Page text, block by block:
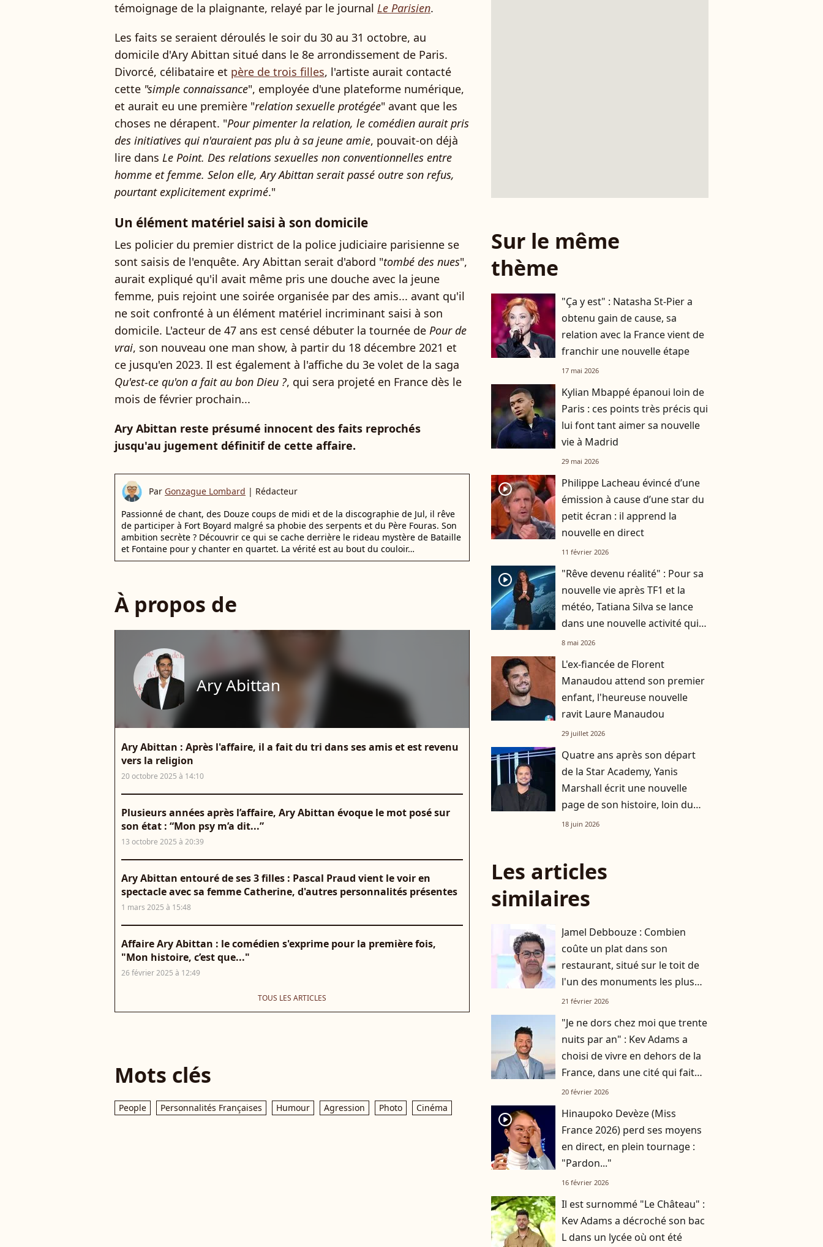
témoignage de la plaignante, relayé par le journal Le Parisien.
Les faits se seraient déroulés le soir du 30 au 31 octobre, au
domicile d'Ary Abittan situé dans le 8e arrondissement de Paris.
Divorcé, célibataire et père de trois filles, l'artiste aurait contacté
cette "simple connaissance", employée d'une plateforme numérique,
et aurait eu une première "relation sexuelle protégée" avant que les
choses ne dérapent. "Pour pimenter la relation, le comédien aurait pris
des initiatives qui n'auraient pas plu à sa jeune amie, pouvait-on déjà
lire dans Le Point. Des relations sexuelles non conventionnelles entre
homme et femme. Selon elle, Ary Abittan serait passé outre son refus,
pourtant explicitement exprimé."
Un élément matériel saisi à son domicile
Les policier du premier district de la police judiciaire parisienne se
sont saisis de l'enquête. Ary Abittan serait d'abord "tombé des nues",
aurait expliqué qu'il avait même pris une douche avec la jeune
femme, puis rejoint une soirée organisée par des amis... avant qu'il
ne soit confronté à un élément matériel incriminant saisi à son
domicile. L'acteur de 47 ans est censé débuter la tournée de Pour de
vrai, son nouveau one man show, à partir du 18 décembre 2021 et
ce jusqu'en 2023. Il est également à l'affiche du 3e volet de la saga
Qu'est-ce qu'on a fait au bon Dieu ?, qui sera projeté en France dès le
mois de février prochain...
Ary Abittan reste présumé innocent des faits reprochés
jusqu'au jugement définitif de cette affaire.
Par Gonzague Lombard | Rédacteur
Passionné de chant, des Douze coups de midi et de la discographie de Jul, il rêve
de participer à Fort Boyard malgré sa phobie des serpents et du Père Fouras. Son
ambition secrète ? Découvrir ce qui se cache derrière le rideau mystère de Bataille
et Fontaine pour y chanter en quartet. La vérité est au bout du couloir…
À propos de
Ary Abittan
Ary Abittan : Après l'affaire, il a fait du tri dans ses amis et est revenu
vers la religion
20 octobre 2025 à 14:10
Plusieurs années après l’affaire, Ary Abittan évoque le mot posé sur
son état : “Mon psy m’a dit...”
13 octobre 2025 à 20:39
Ary Abittan entouré de ses 3 filles : Pascal Praud vient le voir en
spectacle avec sa femme Catherine, d'autres personnalités présentes
1 mars 2025 à 15:48
Affaire Ary Abittan : le comédien s'exprime pour la première fois,
"Mon histoire, c’est que..."
26 février 2025 à 12:49
TOUS LES ARTICLES
Mots clés
People Personnalités Françaises Humour Agression Photo Cinéma
Sur le même
thème
"Ça y est" : Natasha St-Pier a
obtenu gain de cause, sa
relation avec la France vient de
franchir une nouvelle étape
17 mai 2026
Kylian Mbappé épanoui loin de
Paris : ces points très précis qui
lui font tant aimer sa nouvelle
vie à Madrid
29 mai 2026
player2
Philippe Lacheau évincé d’une
émission à cause d’une star du
petit écran : il apprend la
nouvelle en direct
11 février 2026
player2
"Rêve devenu réalité" : Pour sa
nouvelle vie après TF1 et la
météo, Tatiana Silva se lance
dans une nouvelle activité qui
n'a rien à voir avec la télé
8 mai 2026
L'ex-fiancée de Florent
Manaudou attend son premier
enfant, l'heureuse nouvelle
ravit Laure Manaudou
29 juillet 2026
Quatre ans après son départ
de la Star Academy, Yanis
Marshall écrit une nouvelle
page de son histoire, loin du
monde de la danse
18 juin 2026
Les articles
similaires
Jamel Debbouze : Combien
coûte un plat dans son
restaurant, situé sur le toit de
l'un des monuments les plus
emblématiques de Paris ?
21 février 2026
"Je ne dors chez moi que trente
nuits par an" : Kev Adams a
choisi de vivre en dehors de la
France, dans une cité qui fait
rêver
20 février 2026
player2
Hinaupoko Devèze (Miss
France 2026) perd ses moyens
en direct, en plein tournage :
"Pardon..."
16 février 2026
Il est surnommé "Le Château" :
Kev Adams a décroché son bac
L dans un lycée où ont été